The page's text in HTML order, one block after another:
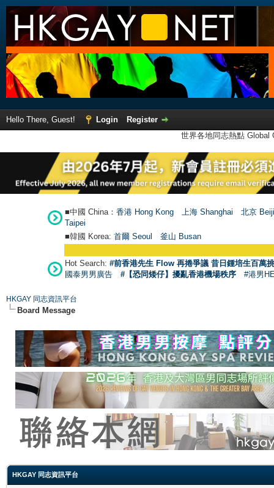
Hello There, Guest! Login
Register
世界各地同志熱點
■中國 China： 香港 Hong Kong 上海 Shanghai
北京
Taipei
■韓國 Korea: 首爾 Seoul 釜山 Busan
Hot Search: #前香港先生 Flow 再捲爭議 昔日鍾培生百萬
國泰男男廣告
#【恐同矮仔】擾亂香港機場秩序 #港男
HKGAY 同志資訊平台
Board Message
HKGAY 同志資訊平台